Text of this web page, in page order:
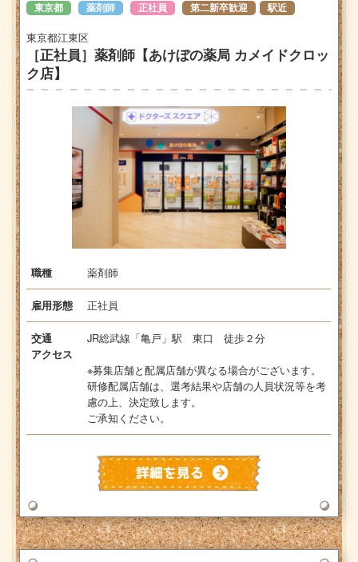
東京都 薬剤師 正社員 第二新卒歓迎 駅近
東京都江東区
［正社員］薬剤師【あけぼの薬局 カメイドクロッ
ク店】
職種 薬剤師
雇用形態 正社員
交通
アクセス
JR総武線「亀戸」駅 東口 徒歩２分
※募集店舗と配属店舗が異なる場合がございます。
研修配属店舗は、選考結果や店舗の人員状況等を考
慮の上、決定致します。
ご承知ください。